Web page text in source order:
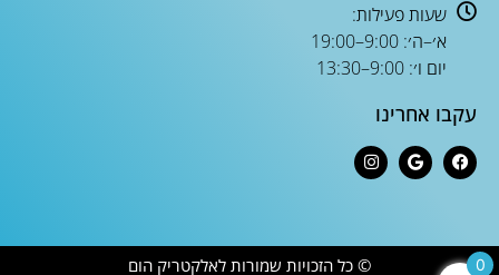
שעות פעילות:
א׳–ה׳: 9:00–19:00
יום ו׳: 9:00–13:30
עקבו אחרינו
© כל הזכויות שמורות לאלקטריק הום 0